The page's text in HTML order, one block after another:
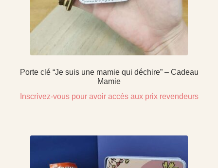
Porte clé “Je suis une mamie qui déchire” – Cadeau
Mamie
Inscrivez-vous pour avoir accès aux prix revendeurs